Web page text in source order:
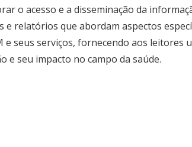
o acesso e a disseminação da
e relatórios que abordam aspectos
seus serviços, fornecendo aos leitores
e seu impacto no campo da saúde.